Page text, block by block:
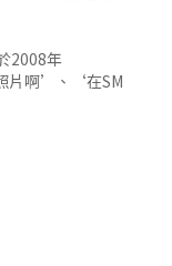
2008年
片啊’、‘在SM